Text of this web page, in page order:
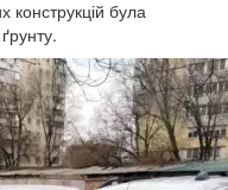
конструкцій була